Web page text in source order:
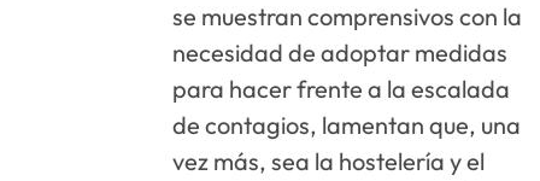
se muestran comprensivos con la
necesidad de adoptar medidas
para hacer frente a la escalada
de contagios, lamentan que, una
vez más, sea la hostelería y el